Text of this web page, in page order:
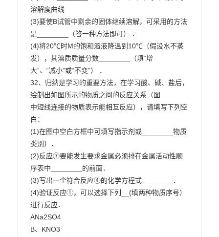
溶解度曲线
(3)要使B试管中剩余的固体继续溶解，可采用的方法
是________（答一种方法即可） ．
(4)将20℃时M的饱和溶液降温到10℃（假设水不蒸
发），其溶质质量分数________（填“增
大”、“减小”或“不变”） ．
32、归纳是学习的重要方法，在学习酸、碱、盐后，
绘制出如图所示的物质之间的反应关系（图
中短线连接的物质表示能相互反应），请填写下列空
白：
(1)在图中空白方框中可填写指示剂或________物质
类别）．
(2)反应⑦要能发生要求金属必须排在金属活动性顺
序表中________的前面．
(3)写出一个符合反应④的化学方程式________．
(4)验证反应①，可以选择下列__(填两种物质序号）
进行反应．
ANa2SO4
B、KNO3